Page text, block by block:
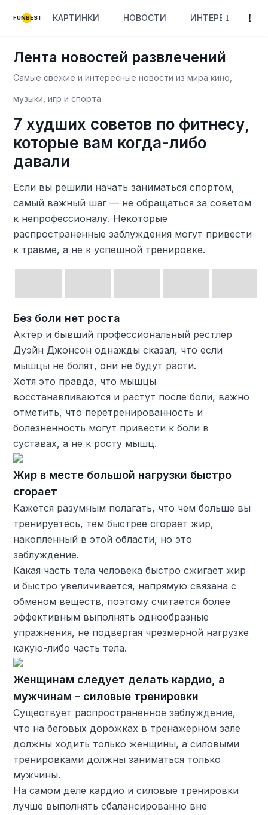
FUNBEST КАРТИНКИ НОВОСТИ ИНТЕРЕСНОЕ
Лента новостей развлечений
Самые свежие и интересные новости из мира кино,
музыки, игр и спорта
7 худших советов по фитнесу,
которые вам когда-либо
давали
Если вы решили начать заниматься спортом,
самый важный шаг — не обращаться за советом
к непрофессионалу. Некоторые
распространенные заблуждения могут привести
к травме, а не к успешной тренировке.
Без боли нет роста
Актер и бывший профессиональный рестлер
Дуэйн Джонсон однажды сказал, что если
мышцы не болят, они не будут расти.
Хотя это правда, что мышцы
восстанавливаются и растут после боли, важно
отметить, что перетренированность и
болезненность могут привести к боли в
суставах, а не к росту мышц.
Жир в месте большой нагрузки быстро
сгорает
Кажется разумным полагать, что чем больше вы
тренируетесь, тем быстрее сгорает жир,
накопленный в этой области, но это
заблуждение.
Какая часть тела человека быстро сжигает жир
и быстро увеличивается, напрямую связана с
обменом веществ, поэтому считается более
эффективным выполнять однообразные
упражнения, не подвергая чрезмерной нагрузке
какую-либо часть тела.
Женщинам следует делать кардио, а
мужчинам – силовые тренировки
Существует распространенное заблуждение,
что на беговых дорожках в тренажерном зале
должны ходить только женщины, а силовыми
тренировками должны заниматься только
мужчины.
На самом деле кардио и силовые тренировки
лучше выполнять сбалансированно вне